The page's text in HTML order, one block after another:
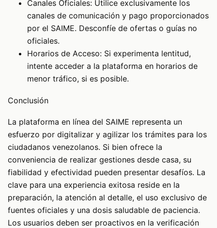
Canales Oficiales: Utilice exclusivamente los
canales de comunicación y pago proporcionados
por el SAIME. Desconfíe de ofertas o guías no
oficiales.
Horarios de Acceso: Si experimenta lentitud,
intente acceder a la plataforma en horarios de
menor tráfico, si es posible.
Conclusión
La plataforma en línea del SAIME representa un
esfuerzo por digitalizar y agilizar los trámites para los
ciudadanos venezolanos. Si bien ofrece la
conveniencia de realizar gestiones desde casa, su
fiabilidad y efectividad pueden presentar desafíos. La
clave para una experiencia exitosa reside en la
preparación, la atención al detalle, el uso exclusivo de
fuentes oficiales y una dosis saludable de paciencia.
Los usuarios deben ser proactivos en la verificación